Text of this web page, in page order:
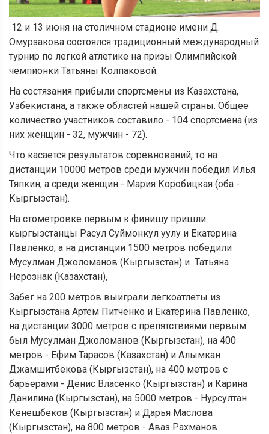
12 и 13 июня на столичном стадионе имени Д.
Омурзакова состоялся традиционный международный
турнир по легкой атлетике на призы Олимпийской
чемпионки Татьяны Колпаковой.
На состязания прибыли спортсмены из Казахстана,
Узбекистана, а также областей нашей страны. Общее
количество участников составило - 104 спортсмена (из
них женщин - 32, мужчин - 72).
Что касается результатов соревнований, то на
дистанции 10000 метров среди мужчин победил Илья
Тяпкин, а среди женщин - Мария Коробицкая (оба -
Кыргызстан).
На стометровке первым к финишу пришли
кыргызстанцы Расул Суймонкул уулу и Екатерина
Павленко, а на дистанции 1500 метров победили
Мусулман Джоломанов (Кыргызстан) и Татьяна
Нерознак (Казахстан),
Забег на 200 метров выиграли легкоатлеты из
Кыргызстана Артем Питченко и Екатерина Павленко,
на дистанции 3000 метров с препятствиями первым
был Мусулман Джоломанов (Кыргызстан), на 400
метров - Ефим Тарасов (Казахстан) и Алымкан
Джамшитбекова (Кыргызстан), на 400 метров с
барьерами - Денис Власенко (Кыргызстан) и Карина
Данилина (Кыргызстан), на 5000 метров - Нурсултан
Кенешбеков (Кыргызстан) и Дарья Маслова
(Кыргызстан), на 800 метров - Аваз Рахманов